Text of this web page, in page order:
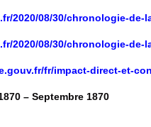
2020/08/30/chronologie-de-
2020/08/30/chronologie-de-
fr/impact-direct-et-
– Septembre 1870